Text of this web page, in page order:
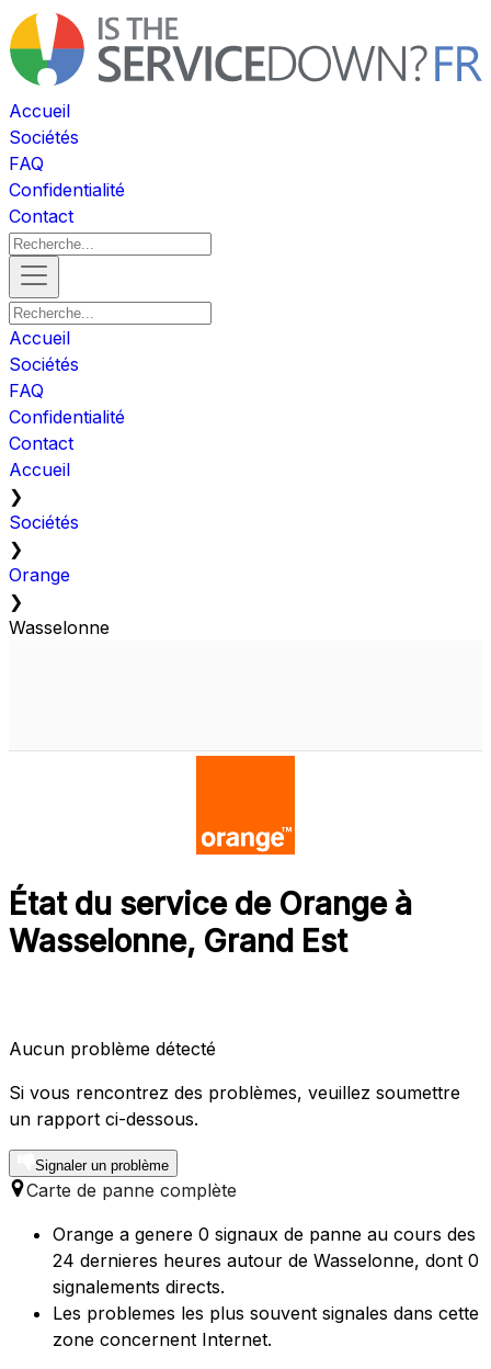
Accueil
Sociétés
FAQ
Confidentialité
Contact
Accueil
Sociétés
FAQ
Confidentialité
Contact
Accueil
❯
Sociétés
❯
Orange
❯
Wasselonne
État du service de Orange à
Wasselonne, Grand Est
Aucun problème détecté
Si vous rencontrez des problèmes, veuillez soumettre
un rapport ci-dessous.
Signaler un problème
Carte de panne complète
Orange a genere 0 signaux de panne au cours des
24 dernieres heures autour de Wasselonne, dont 0
signalements directs.
Les problemes les plus souvent signales dans cette
zone concernent Internet.